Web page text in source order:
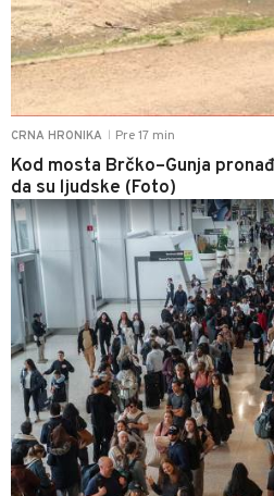
CRNA HRONIKA Pre 17 min
Kod mosta Brčko–Gunja
da su ljudske (Foto)